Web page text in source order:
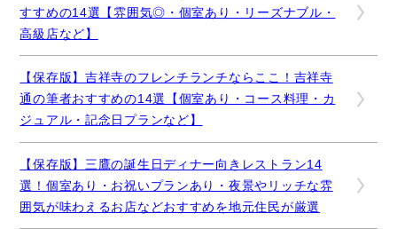
すすめの14選【雰囲気◎・個室あり・リーズナブル・
高級店など】
【保存版】吉祥寺のフレンチランチならここ！吉祥寺
通の筆者おすすめの14選【個室あり・コース料理・カ
ジュアル・記念日プランなど】
【保存版】三鷹の誕生日ディナー向きレストラン14
選！個室あり・お祝いプランあり・夜景やリッチな雰
囲気が味わえるお店などおすすめを地元住民が厳選